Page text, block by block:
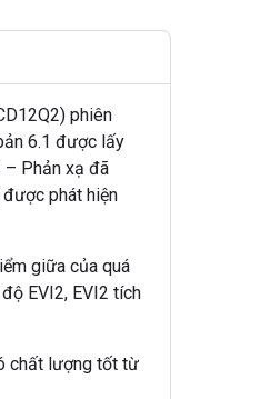
phiên
6.1 được lấy
– Phản xạ đã
phát hiện
giữa của quá
EVI2, EVI2 tích
chất lượng tốt từ